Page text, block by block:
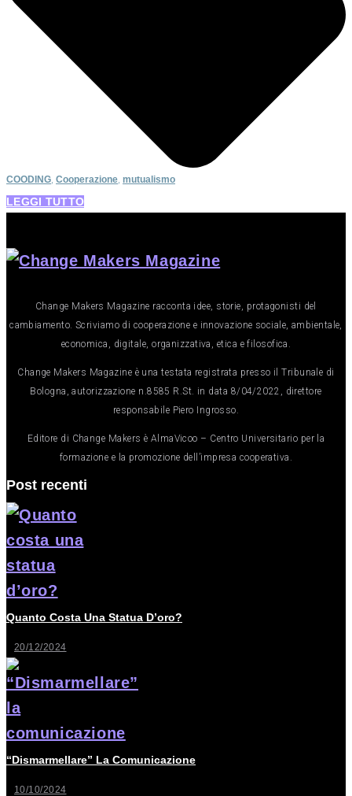
COODING Cooperazione mutualismo
LEGGI TUTTO
Change Makers Magazine racconta idee, storie, protagonisti del
cambiamento. Scriviamo di cooperazione e innovazione sociale, ambientale,
economica, digitale, organizzativa, etica e filosofica.
Change Makers Magazine è una testata registrata presso il Tribunale di
Bologna, autorizzazione n.8585 R.St. in data 8/04/2022, direttore
responsabile Piero Ingrosso.
Editore di Change Makers è AlmaVicoo – Centro Universitario per la
formazione e la promozione dell’impresa cooperativa.
Post recenti
Quanto Costa Una Statua D’oro?
20/12/2024
“Dismarmellare” La Comunicazione
10/10/2024